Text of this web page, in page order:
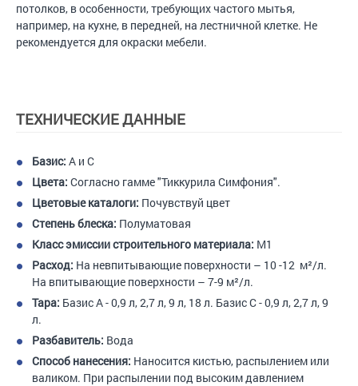
потолков, в особенности, требующих частого мытья,
например, на кухне, в передней, на лестничной клетке. Не
рекомендуется для окраски мебели.
ТЕХНИЧЕСКИЕ ДАННЫЕ
Базис: A и C
Цвета: Согласно гамме "Тиккурила Симфония".
Цветовые каталоги: Почувствуй цвет
Степень блеска: Полуматовая
Класс эмиссии строительного материала: M1
Расход: На невпитывающие поверхности – 10 -12 м²/л.
На впитывающие поверхности – 7-9 м²/л.
Тара: Базис А - 0,9 л, 2,7 л, 9 л, 18 л. Базис С - 0,9 л, 2,7 л, 9
л.
Разбавитель: Вода
Способ нанесения: Наносится кистью, распылением или
валиком. При распылении под высоким давлением